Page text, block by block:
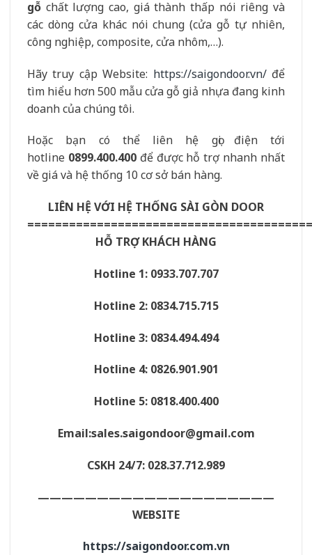
gỗ chất lượng cao, giá thành thấp nói riêng và
các dòng cửa khác nói chung (cửa gỗ tự nhiên,
công nghiệp, composite, cửa nhôm,…).
Hãy truy cập Website: https://saigondoor.vn/để
tìm hiểu hơn 500 mẫu cửa gỗ giả nhựa đang kinh
doanh của chúng tôi.
Hoặc bạn có thể liên hệ gọi điện tới
hotline 0899.400.400để được hỗ trợ nhanh nhất
về giá và hệ thống 10 cơ sở bán hàng.
LIÊN HỆ VỚI HỆ THỐNG SÀI GÒN DOOR
HỖ TRỢ KHÁCH HÀNG
Hotline 1: 0933.707.707
Hotline 2: 0834.715.715
Hotline 3: 0834.494.494
Hotline 4: 0826.901.901
Hotline 5: 0818.400.400
Email:sales.saigondoor@gmail.com
CSKH 24/7: 028.37.712.989
————————————————————
WEBSITE
https://saigondoor.com.vn